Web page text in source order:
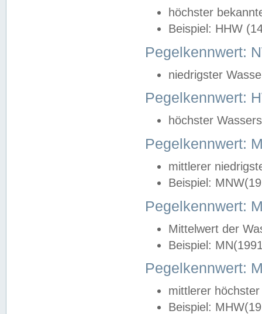
höchster
Beispiel: HHW
Pegelkennwert:
niedrigster
Pegelkennwert:
höchster
Pegelkennwert:
mittlerer
Beispiel:
Pegelkennwert:
Mittelwert der
Beispiel:
Pegelkennwert:
mittlerer
Beispiel: